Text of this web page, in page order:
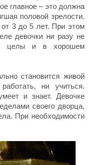
главное – это должна
половой зрелости.
от 3 до 5 лет. При этом
девочки ни разу не
целы и в хорошем
становится живой
ни учиться.
и знает. Девочке
своего дворца,
При необходимости